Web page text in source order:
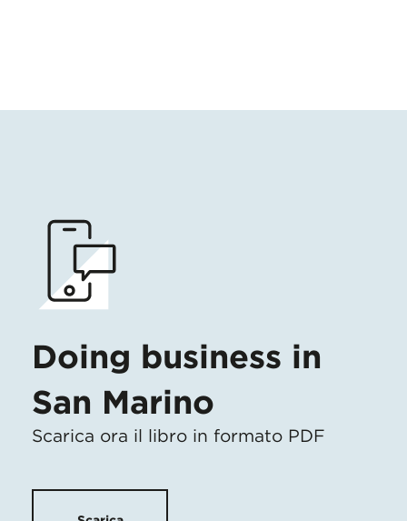
Doing business in
San Marino
Scarica ora il libro in formato PDF